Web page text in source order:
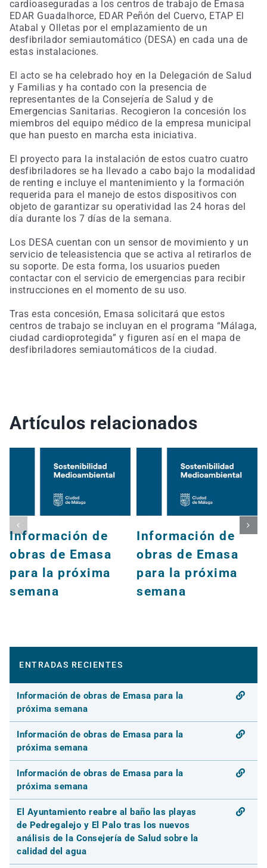
cardioaseguradas a los centros de trabajo de Emasa
EDAR Guadalhorce, EDAR Peñón del Cuervo, ETAP El
Atabal y Olletas por el emplazamiento de un
desfibrilador semiautomático (DESA) en cada una de
estas instalaciones.
El acto se ha celebrado hoy en la Delegación de Salud
y Familias y ha contado con la presencia de
representantes de la Consejería de Salud y de
Emergencias Sanitarias. Recogieron la concesión los
miembros del equipo médico de la empresa municipal
que han puesto en marcha esta iniciativa.
El proyecto para la instalación de estos cuatro cuatro
desfibriladores se ha llevado a cabo bajo la modalidad
de renting e incluye el mantenimiento y la formación
requerida para el manejo de estos dispositivos con
objeto de garantizar su operatividad las 24 horas del
día durante los 7 días de la semana.
Los DESA cuentan con un sensor de movimiento y un
servicio de teleasistencia que se activa al retirarlos de
su soporte. De esta forma, los usuarios pueden
contactar con el servicio de emergencias para recibir
instrucciones en el momento de su uso.
Tras esta concesión, Emasa solicitará que estos
centros de trabajo se incluyan en el programa “Málaga,
ciudad cardioprotegida” y figuren así en el mapa de
desfibriladores semiautomáticos de la ciudad.
Artículos relacionados
Información de
obras de Emasa
para la próxima
semana
Información de
obras de Emasa
para la próxima
semana
ENTRADAS RECIENTES
Información de obras de Emasa para la
próxima semana
Información de obras de Emasa para la
próxima semana
Información de obras de Emasa para la
próxima semana
El Ayuntamiento reabre al baño las playas
de Pedregalejo y El Palo tras los nuevos
análisis de la Consejería de Salud sobre la
calidad del agua